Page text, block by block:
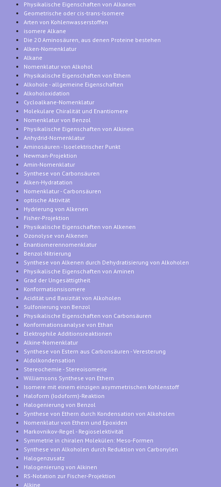
Physikalische Eigenschaften von Alkanen
Geometrische oder cis-trans-Isomere
Arten von Kohlenwasserstoffen
isomere Alkane
Die 20 Aminosäuren, aus denen Proteine bestehen
Alken-Nomenklatur
Alkane
Nomenklatur von Alkohol
Physikalische Eigenschaften von Ethern
Alkohole - allgemeine Eigenschaften
Alkoholoxidation
Cycloalkane-Nomenklatur
Molekulare Chiralität und Enantiomere
Nomenklatur von Benzol
Physikalische Eigenschaften von Alkinen
Anhydrid-Nomenklatur
Aminosäuren - Isoelektrischer Punkt
Newman-Projektion
Amin-Nomenklatur
Synthese von Carbonsäuren
Alken-Hydratation
Nomenklatur - Carbonsäuren
optische Aktivität
Hydrierung von Alkenen
Fisher-Projektion
Physikalische Eigenschaften von Alkenen
Ozonolyse von Alkenen
Enantiomerennomenklatur
Benzol-Nitrierung
Synthese von Alkenen durch Dehydratisierung von Alkoholen
Physikalische Eigenschaften von Aminen
Grad der Ungesättigtheit
Konformationsisomere
Acidität und Basizität von Alkoholen
Sulfonierung von Benzol
Physikalische Eigenschaften von Carbonsäuren
Konformationsanalyse von Ethan
Elektrophile Additionsreaktionen
Alkine-Nomenklatur
Synthese von Estern aus Carbonsäuren - Veresterung
Aldolkondensation
Stereochemie - Stereoisomerie
Williamsons Synthese von Ethern
Isomere mit einem einzigen asymmetrischen Kohlenstoff
Haloform (Iodoform)-Reaktion
Halogenierung von Benzol
Synthese von Ethern durch Kondensation von Alkoholen
Nomenklatur von Ethern und Epoxiden
Markovnikov-Regel - Regioselektivität
Symmetrie in chiralen Molekülen: Meso-Formen
Synthese von Alkoholen durch Reduktion von Carbonylen
Halogenzusatz
Halogenierung von Alkinen
RS-Notation zur Fischer-Projektion
Alkine